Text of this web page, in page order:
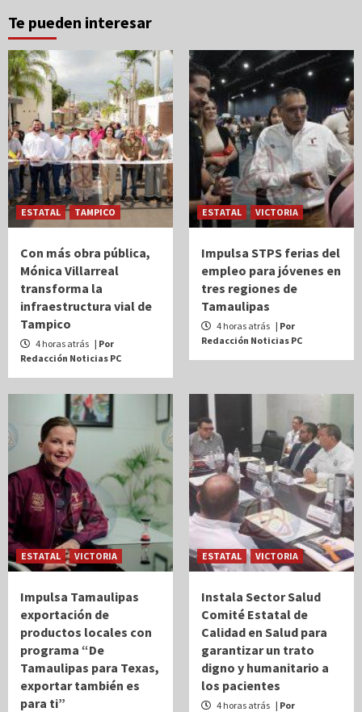
Te pueden interesar
ESTATAL TAMPICO
Con más obra pública,
Mónica Villarreal
transforma la
infraestructura vial de
Tampico
4 horas atrás | Por
Redacción Noticias PC
ESTATAL VICTORIA
Impulsa STPS ferias del
empleo para jóvenes en
tres regiones de
Tamaulipas
4 horas atrás | Por
Redacción Noticias PC
ESTATAL VICTORIA
Impulsa Tamaulipas
exportación de
productos locales con
programa “De
Tamaulipas para Texas,
exportar también es
para ti”
ESTATAL VICTORIA
Instala Sector Salud
Comité Estatal de
Calidad en Salud para
garantizar un trato
digno y humanitario a
los pacientes
4 horas atrás | Por